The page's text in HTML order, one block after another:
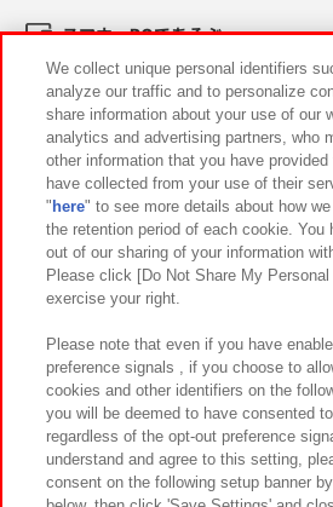
スマホ・PCであそぶ
イベント・キャンペーン
関連会社 サステナビリティ
プライバシーポリシー ウェブアクセシ
お取引先さまとともに
カスタマーハラスメント対応方針 よくあ
We collect unique personal identifiers
analyze our traffic and to personalize
share information about your use of our
analytics and advertising partners, who
other information that you have
have collected from your use of their
" here" to see more details about how
the retention period of each cookie. You
out of our sharing of your information
Please click [Do Not Share My
exercise your right.
Please note that even if you have
preference signals , if you choose to
cookies and other identifiers on the
you will be deemed to have consented
regardless of the opt-out preference
understand and agree to this setting,
consent on the following setup banner